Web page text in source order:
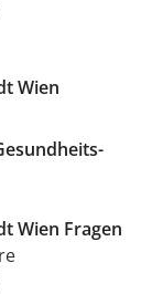
Wien
Wien Fragen